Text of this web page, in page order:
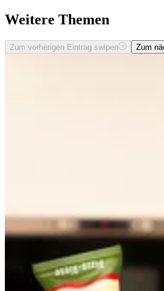
Weitere Themen
Zum vorherigen Eintrag swipen Zum